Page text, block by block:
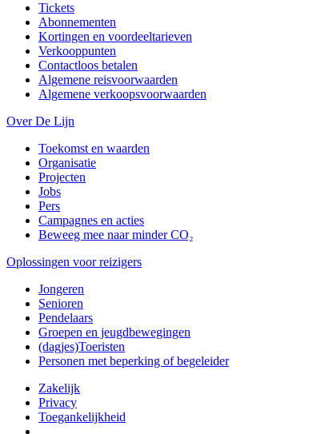
Tickets
Abonnementen
Kortingen en voordeeltarieven
Verkooppunten
Contactloos betalen
Algemene reisvoorwaarden
Algemene verkoopsvoorwaarden
Over De Lijn
Toekomst en waarden
Organisatie
Projecten
Jobs
Pers
Campagnes en acties
Beweeg mee naar minder CO₂
Oplossingen voor reizigers
Jongeren
Senioren
Pendelaars
Groepen en jeugdbewegingen
(dagjes)Toeristen
Personen met beperking of begeleider
Zakelijk
Privacy
Toegankelijkheid